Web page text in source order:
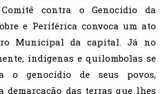
contra o Genocídio da
e Periférica convoca um ato
Municipal da capital. Já no
indígenas e quilombolas se
o genocídio de seus povos,
demarcação das terras que lhes